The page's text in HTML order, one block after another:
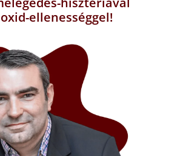
ellenességgel!